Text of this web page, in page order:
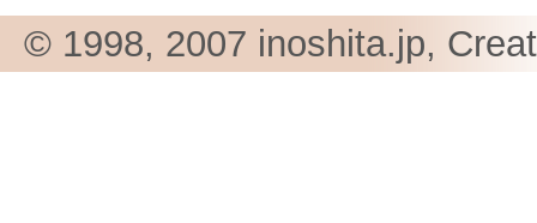
© 1998, 2007 inoshita.jp,